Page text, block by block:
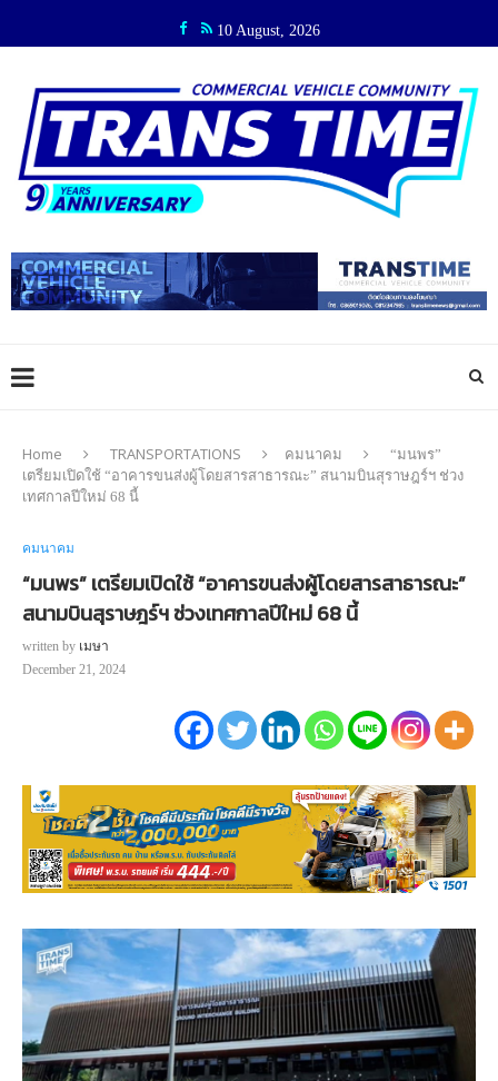
10 August, 2026
Home TRANSPORTATIONS คมนาคม
“มนพร”
เตรียมเปิดใช้ “อาคารขนส่งผู้โดยสารสาธารณะ” สนามบินสุราษฎร์ฯ ช่วง
เทศกาลปีใหม่ 68 นี้
คมนาคม
“มนพร” เตรียมเปิดใช้ “อาคารขนส่งผู้โดยสารสาธารณะ”
สนามบินสุราษฎร์ฯ ช่วงเทศกาลปีใหม่ 68 นี้
written by เมษา
December 21, 2024